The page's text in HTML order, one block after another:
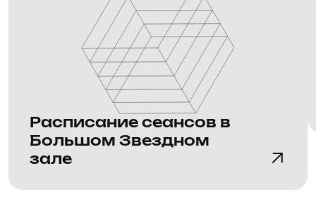
Расписание сеансов в
Большом Звездном
зале